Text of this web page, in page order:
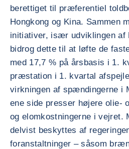
berettiget til præferentiel
Hongkong og Kina. Sammen
initiativer, især udviklingen af
bidrog dette til at løfte de
med 17,7 % på årsbasis i 1.
præstation i 1. kvartal
virkningen af spændingerne i
ene side presser højere olie-
og elomkostningerne i vejret.
delvist beskyttes af
foranstaltninger – såsom